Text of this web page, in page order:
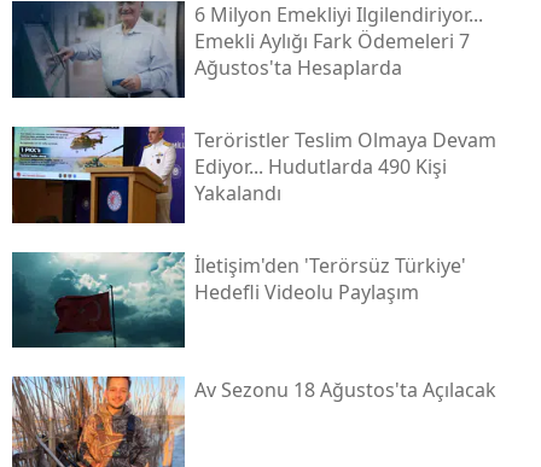
6 Milyon Emekliyi Ilgilendiriyor...
Emekli Aylığı Fark Ödemeleri 7
Ağustos'ta Hesaplarda
Teröristler Teslim Olmaya Devam
Ediyor... Hudutlarda 490 Kişi
Yakalandı
İletişim'den 'terörsüz Türkiye'
Hedefli Videolu Paylaşım
Av Sezonu 18 Ağustos'ta Açılacak